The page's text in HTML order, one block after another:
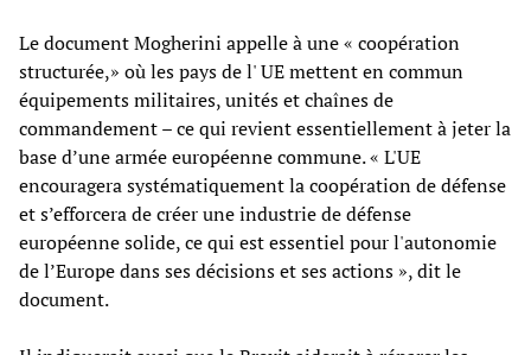
Le document Mogherini appelle à une « coopération
structurée,» où les pays de l' UE mettent en commun
équipements militaires, unités et chaînes de
commandement – ce qui revient essentiellement à jeter la
base d’une armée européenne commune. « L'UE
encouragera systématiquement la coopération de défense
et s’efforcera de créer une industrie de défense
européenne solide, ce qui est essentiel pour l'autonomie
de l’Europe dans ses décisions et ses actions », dit le
document.